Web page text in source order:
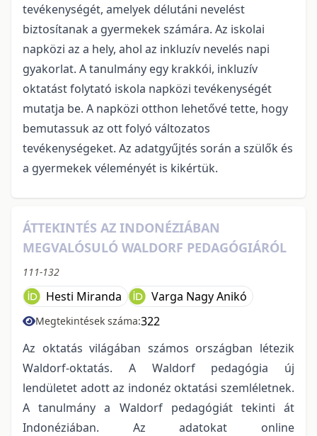
tevékenységét, amelyek délutáni nevelést
biztosítanak a gyermekek számára. Az iskolai
napközi az a hely, ahol az inkluzív nevelés napi
gyakorlat. A tanulmány egy krakkói, inkluzív
oktatást folytató iskola napközi tevékenységét
mutatja be. A napközi otthon lehetővé tette, hogy
bemutassuk az ott folyó változatos
tevékenységeket. Az adatgyűjtés során a szülők és
a gyermekek véleményét is kikértük.
ÁTTEKINTÉS AZ INDONÉZIÁBAN
MEGVALÓSULÓ WALDORF PEDAGÓGIÁRÓL
111-132
Hesti Miranda Varga Nagy Anikó
Megtekintések száma:322
Az oktatás világában számos országban létezik
Waldorf-oktatás. A Waldorf pedagógia új
lendületet adott az indonéz oktatási szemléletnek.
A tanulmány a Waldorf pedagógiát tekinti át
Indonéziában. Az adatokat online